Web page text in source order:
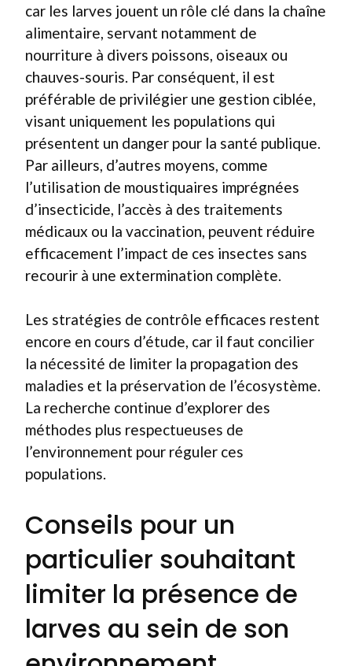
car les larves jouent un rôle clé dans la chaîne
alimentaire, servant notamment de
nourriture à divers poissons, oiseaux ou
chauves-souris. Par conséquent, il est
préférable de privilégier une gestion ciblée,
visant uniquement les populations qui
présentent un danger pour la santé publique.
Par ailleurs, d’autres moyens, comme
l’utilisation de moustiquaires imprégnées
d’insecticide, l’accès à des traitements
médicaux ou la vaccination, peuvent réduire
efficacement l’impact de ces insectes sans
recourir à une extermination complète.
Les stratégies de contrôle efficaces restent
encore en cours d’étude, car il faut concilier
la nécessité de limiter la propagation des
maladies et la préservation de l’écosystème.
La recherche continue d’explorer des
méthodes plus respectueuses de
l’environnement pour réguler ces
populations.
Conseils pour un
particulier souhaitant
limiter la présence de
larves au sein de son